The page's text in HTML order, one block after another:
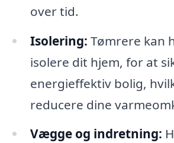
over tid.
Isolering: Tømrere kan
isolere dit hjem, for at
energieffektiv bolig,
reducere dine
Vægge og indretning: